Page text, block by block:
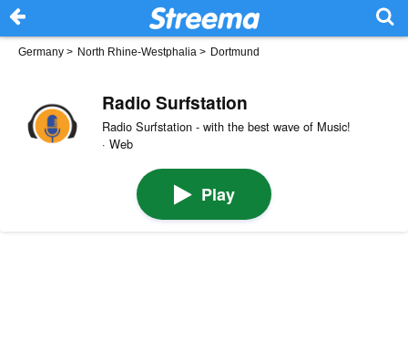
Germany > North Rhine-Westphalia > Dortmund
Radio Surfstation
Radio Surfstation - with the best wave of Music!
· Web
Play